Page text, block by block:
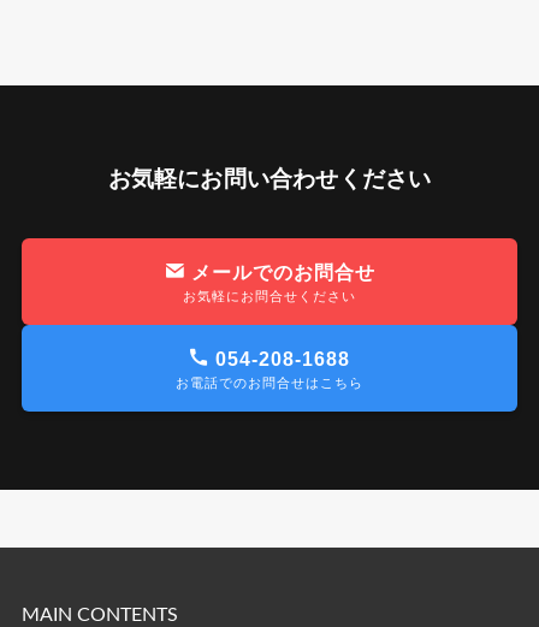
お気軽にお問い合わせください
メールでのお問合せ
お気軽にお問合せください
054-208-1688
お電話でのお問合せはこちら
MAIN CONTENTS